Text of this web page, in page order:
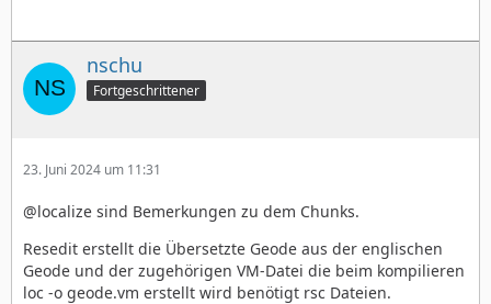
nschu
Fortgeschrittener
23. Juni 2024 um 11:31
@localize sind Bemerkungen zu dem Chunks.
Resedit erstellt die Übersetzte Geode aus der englischen
Geode und der zugehörigen VM-Datei die beim kompilieren
loc -o geode.vm erstellt wird benötigt rsc Dateien.